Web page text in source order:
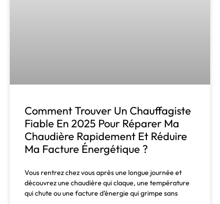
Comment Trouver Un Chauffagiste
Fiable En 2025 Pour Réparer Ma
Chaudière Rapidement Et Réduire
Ma Facture Énergétique ?
Vous rentrez chez vous après une longue journée et
découvrez une chaudière qui claque, une température
qui chute ou une facture d’énergie qui grimpe sans